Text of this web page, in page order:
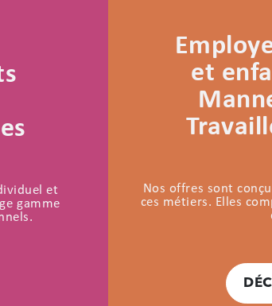
et
gamme
et
Nos offres sont
ces métiers. Elles